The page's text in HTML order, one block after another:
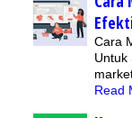
Cara
Untuk
Read